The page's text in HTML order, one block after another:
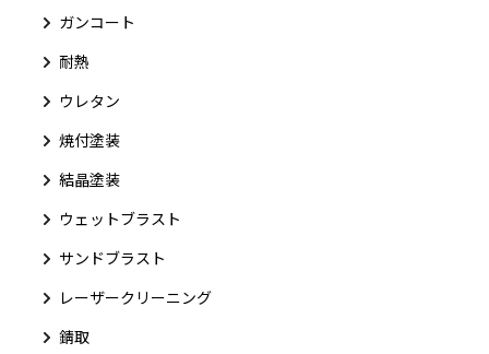
ガンコート
耐熱
ウレタン
焼付塗装
結晶塗装
ウェットブラスト
サンドブラスト
レーザークリーニング
錆取